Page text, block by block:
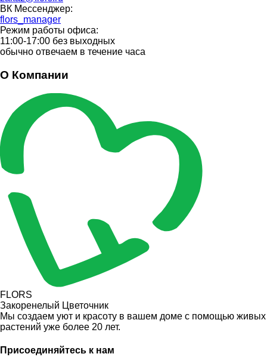
ВК Мессенджер:
flors_manager
Режим работы офиса:
11:00-17:00 без выходных
обычно отвечаем в течение часа
О Компании
FLORS
Закоренелый Цветочник
Мы создаем уют и красоту в вашем доме с помощью живых
растений уже более 20 лет.
Присоединяйтесь к нам